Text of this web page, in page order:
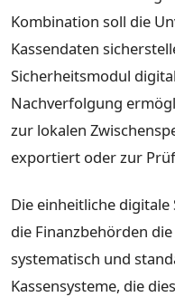
Kombination soll die
Kassendaten
Sicherheitsmodul
Nachverfolgung
zur lokalen
exportiert oder zur
Die einheitliche
die Finanzbehörden
systematisch und
Kassensysteme, die